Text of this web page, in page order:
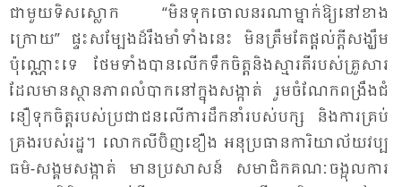
ជា​មួយ​ទិស​ស្លោក “មិន​ទុក​ចោល​នរ​ណា​ម្នាក់​ឱ្យ​នៅ​ខាង​
ក្រោយ” ផ្ទះ​សម្បែង​ដ៏​រឹង​មាំ​ទាំង​នេះ មិន​ត្រឹម​តែ​ផ្តល់​ក្តី​សង្ឃឹម​
ប៉ុណ្ណោះ​ទេ ថែម​ទាំង​បាន​លើក​ទឹក​ចិត្ត​និង​ស្មារតី​របស់​គ្រួ​សារ​
ដែល​មាន​ស្ថាន​ភាព​លំ​បាក​នៅ​ក្នុង​សង្កាត់ រួម​ចំ​ណែក​ពង្រឹង​ជំ​
នឿ​ទុក​ចិត្ត​របស់​ប្រ​ជា​ជន​លើ​ការ​ដឹក​នាំ​របស់​បក្ស និង​ការ​គ្រប់​
គ្រង​របស់​រដ្ឋ។ លោក​លី​ប៊ិញ​ខឿង អនុ​ប្រ​ធាន​កា​រិយា​ល័យ​វប្ប​
ធម៌-សង្គម​សង្កាត់ មាន​ប្រ​សាសន៍ សមា​ជិក​គណៈ​ចង្អុល​ការ​